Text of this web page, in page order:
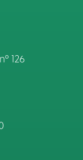
126